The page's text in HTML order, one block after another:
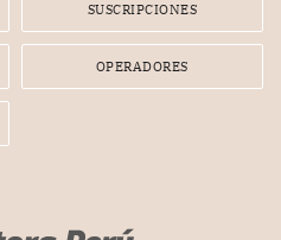
SUSCRIPCIONES
OPERADORES